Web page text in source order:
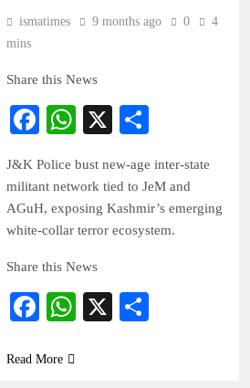
ismatimes 9 months ago 0
4
mins
Share this News
Facebook
WhatsApp
X
J&K Police bust new-age inter-state
militant network tied to JeM and
AGuH, exposing Kashmir’s emerging
white-collar terror ecosystem.
Share this News
Facebook
WhatsApp
X
Read More